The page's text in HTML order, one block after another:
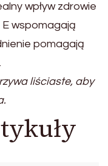
wpływ zdrowie
E wspomagają
pomagają
liściaste, aby